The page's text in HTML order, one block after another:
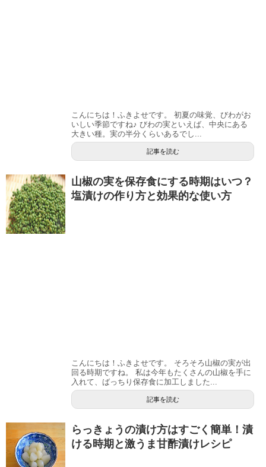
こんにちは！ふきよせです。 初夏の味覚、びわがお
いしい季節ですね♪ びわの実といえば、中央にある
大きい種。実の半分くらいあるでし...
記事を読む
山椒の実を保存食にする時期はいつ？
塩漬けの作り方と効果的な使い方
こんにちは！ふきよせです。 そろそろ山椒の実が出
回る時期ですね。 私は今年もたくさんの山椒を手に
入れて、ばっちり保存食に加工しました...
記事を読む
らっきょうの漬け方はすごく簡単！漬
ける時期と激うま甘酢漬けレシピ